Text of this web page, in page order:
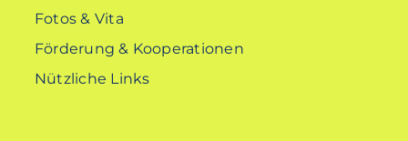
Fotos & Vita
Förderung & Kooperationen
Nützliche Links